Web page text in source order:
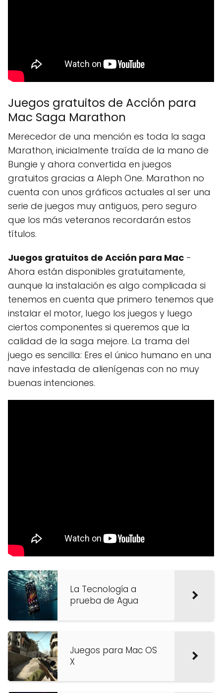
Juegos gratuitos de Acción para
Mac Saga Marathon
Merecedor de una mención es toda la saga
Marathon, inicialmente traída de la mano de
Bungie y ahora convertida en juegos
gratuitos gracias a Aleph One. Marathon no
cuenta con unos gráficos actuales al ser una
serie de juegos muy antiguos, pero seguro
que los más veteranos recordarán estos
títulos.
Juegos gratuitos de Acción para Mac -
Ahora están disponibles gratuitamente,
aunque la instalación es algo complicada si
tenemos en cuenta que primero tenemos que
instalar el motor, luego los juegos y luego
ciertos componentes si queremos que la
calidad de la saga mejore. La trama del
juego es sencilla: Eres el único humano en una
nave infestada de alienígenas con no muy
buenas intenciones.
La Tecnología a
prueba de Agua
Juegos para Mac OS
X